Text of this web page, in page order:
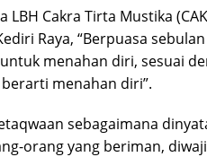
Cakra Tirta Mustika
Raya, “Berpuasa
menahan diri, sesuai
menahan diri”.
sebagaimana
orang yang beriman,